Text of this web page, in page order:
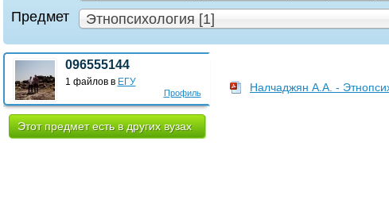
Предмет
Этнопсихология [1]
Профиль
096555144
1 файлов в ЕГУ
Этот предмет есть в других вузах
Налчаджян А.А. -